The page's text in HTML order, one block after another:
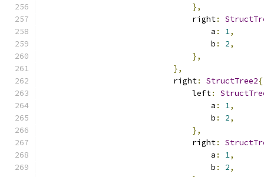
},
                                right
:
                                    a
: 1,
                                    b
: 2,
},
},
                            right
: StructTree2{
                                left
:
                                    a
: 1,
                                    b
: 2,
},
                                right
:
                                    a
: 1,
                                    b
: 2,